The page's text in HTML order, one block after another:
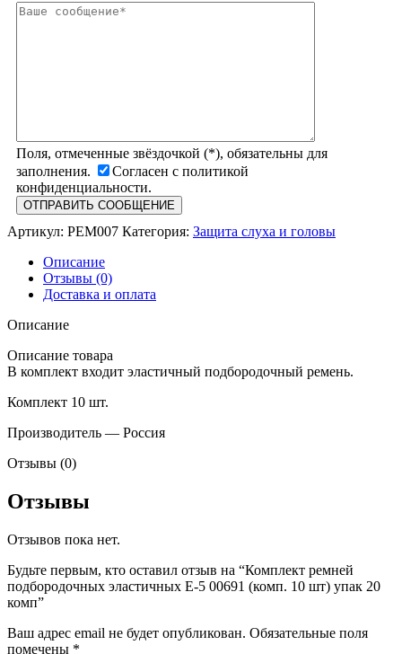
Поля, отмеченные звёздочкой (*), обязательны для
заполнения.
Согласен с политикой
конфиденциальности.
Артикул: РЕМ007 Категория: Защита слуха и головы
Описание
Отзывы (0)
Доставка и оплата
Описание
Описание товара
В комплект входит эластичный подбородочный ремень.
Комплект 10 шт.
Производитель — Россия
Отзывы (0)
Отзывы
Отзывов пока нет.
Будьте первым, кто оставил отзыв на “Комплект ремней
подбородочных эластичных E-5 00691 (комп. 10 шт) упак 20
комп”
Ваш адрес email не будет опубликован. Обязательные поля
помечены *